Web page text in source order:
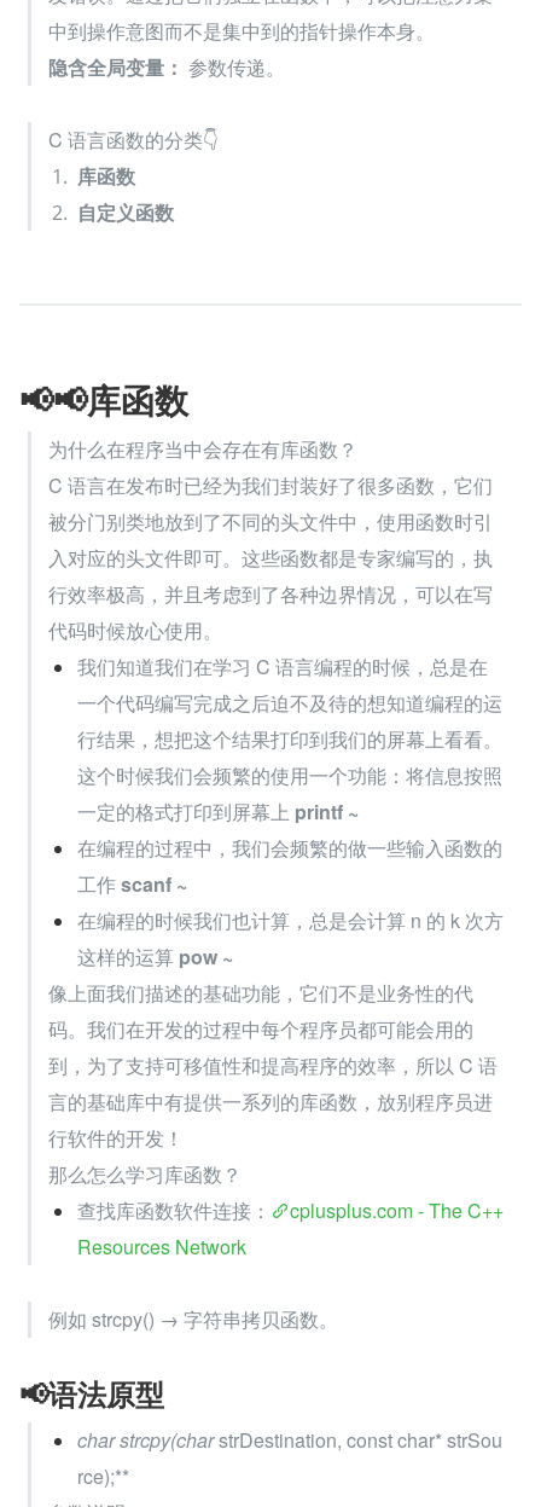
中到操作意图而不是集中到的指针操作本身。
隐含全局变量： 参数传递。
C 语言函数的分类👇
库函数
自定义函数
📢📢库函数
为什么在程序当中会存在有库函数？
C 语言在发布时已经为我们封装好了很多函数，它们
被分门别类地放到了不同的头文件中，使用函数时引
入对应的头文件即可。这些函数都是专家编写的，执
行效率极高，并且考虑到了各种边界情况，可以在写
代码时候放心使用。
我们知道我们在学习 C 语言编程的时候，总是在
一个代码编写完成之后迫不及待的想知道编程的运
行结果，想把这个结果打印到我们的屏幕上看看。
这个时候我们会频繁的使用一个功能：将信息按照
一定的格式打印到屏幕上 printf ~
在编程的过程中，我们会频繁的做一些输入函数的
工作 scanf ~
在编程的时候我们也计算，总是会计算 n 的 k 次方
这样的运算 pow ~
像上面我们描述的基础功能，它们不是业务性的代
码。我们在开发的过程中每个程序员都可能会用的
到，为了支持可移值性和提高程序的效率，所以 C 语
言的基础库中有提供一系列的库函数，放别程序员进
行软件的开发！
那么怎么学习库函数？
查找库函数软件连接：
cplusplus.com - The C++
Resources Network
例如 strcpy() → 字符串拷贝函数。
📢语法原型
char strcpy(char strDestination, const char* strSou
rce);**